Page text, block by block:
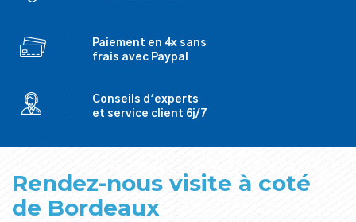
Paiement en 4x sans
frais avec Paypal
Conseils d'experts
et service client 6j/7
Rendez-nous visite à coté
de Bordeaux